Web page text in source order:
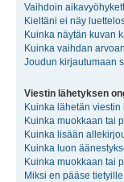
Vaihdoin
Kieltäni ei näy
Kuinka näytän kuvan
Kuinka vaihdan
Joudun kirjautumaan
Viestin lähetyksen
Kuinka lähetän
Kuinka muokkaan tai
Kuinka lisään
Kuinka luon
Kuinka muokkaan tai
Miksi en pääse